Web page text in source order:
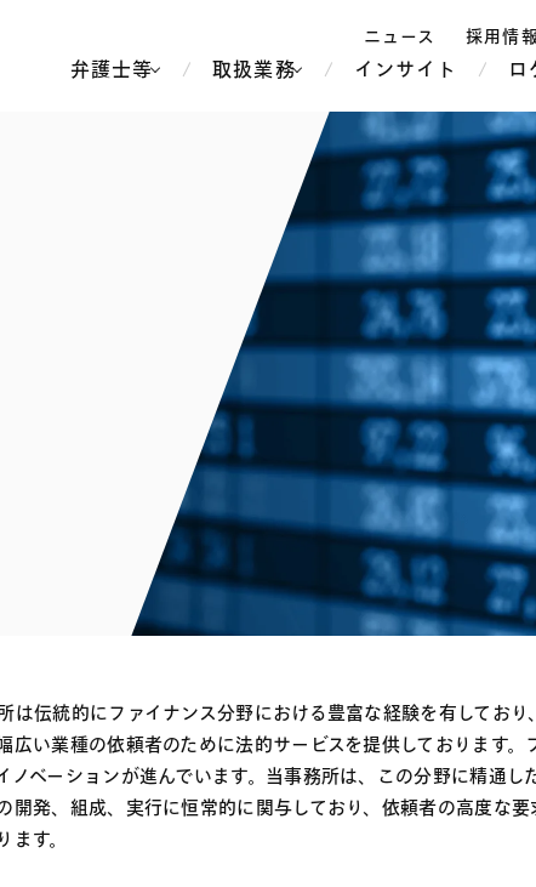
ニュース 採用情
スタッ
弁護士等 取扱業務
Tech／データ／IT・通信等
ライフサイエンス
メディア・エン
メント
独禁法・競争法
税務
ウェルス・マネジ
資源・エネルギー
紛争解決
通信・メディア・エンター
テインメント
情報産業・インターネッ
ト・セキュリティ
医療・製薬・ヘルスケア・
自動車・造船・機械
化学
製紙
食品・飲料
ブランド・アパレ
鉄鋼・金属
電子部品・電子
消費財・小売
商社
中南米
中東アジア
ロシア・CIS
インサイト ロ
シンガポール
ホーチミン
バン
ジャ
マレ
は伝統的にファイナンス分野における豊富な経験を有してお
広い業種の依頼者のために法的サービスを提供しております
ノベーションが進んでいます。当事務所は、この分野に精通
開発、組成、実行に恒常的に関与しており、依頼者の高度な
ます。